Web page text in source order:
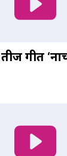
तीज गीत